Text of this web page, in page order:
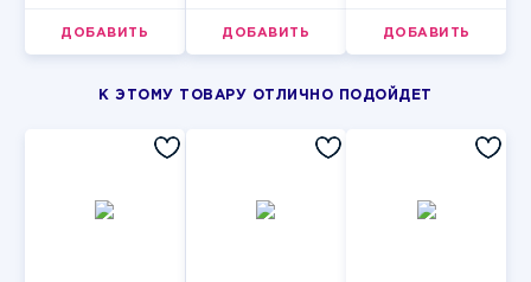
ДОБАВИТЬ ДОБАВИТЬ ДОБАВИТЬ
К ЭТОМУ ТОВАРУ ОТЛИЧНО ПОДОЙДЕТ